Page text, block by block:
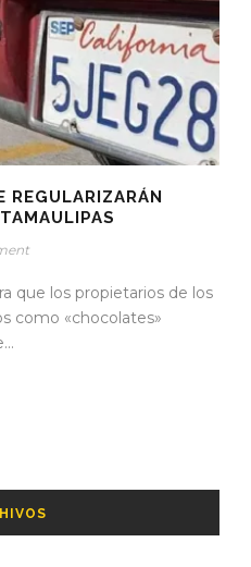
REGULARIZARÁN
que los propietarios de los
como «chocolates»